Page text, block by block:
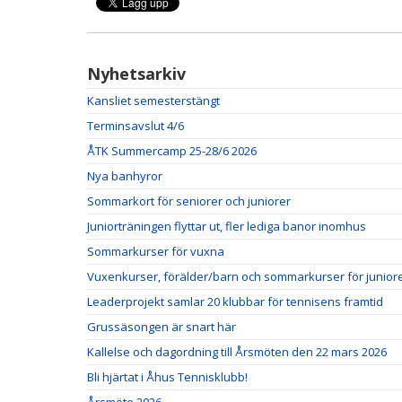
Nyhetsarkiv
Kansliet semesterstängt
Terminsavslut 4/6
ÅTK Summercamp 25-28/6 2026
Nya banhyror
Sommarkort för seniorer och juniorer
Juniorträningen flyttar ut, fler lediga banor inomhus
Sommarkurser för vuxna
Vuxenkurser, förälder/barn och sommarkurser för
Leaderprojekt samlar 20 klubbar för tennisens framtid
Grussäsongen är snart här
Kallelse och dagordning till Årsmöten den 22 mars 2026
Bli hjärtat i Åhus Tennisklubb!